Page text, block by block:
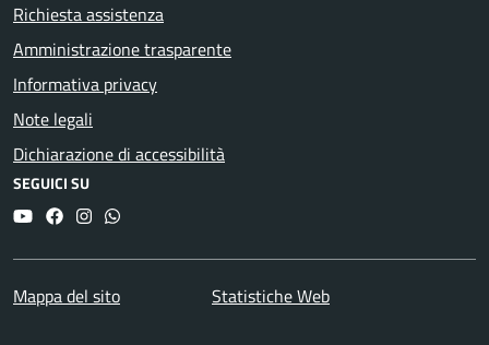
Richiesta assistenza
Amministrazione trasparente
Informativa privacy
Note legali
Dichiarazione di accessibilità
SEGUICI SU
YouTubeFacebookInstagram
Whatsapp
Mappa del sito Statistiche Web